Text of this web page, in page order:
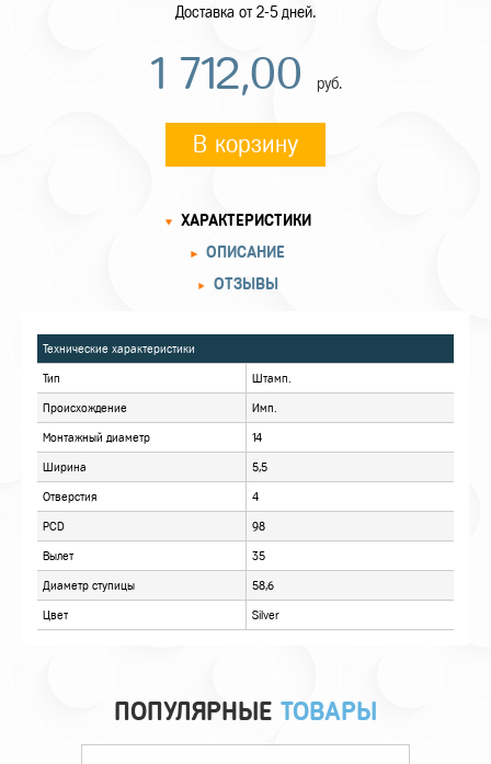
Доставка от 2-5 дней.
1 712,00 руб.
В корзину
ОПИСАНИЕ
ОТЗЫВЫ
ПОПУЛЯРНЫЕ ТОВАРЫ